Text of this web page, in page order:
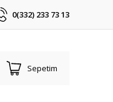
0(332) 233 73 13
Sepetim